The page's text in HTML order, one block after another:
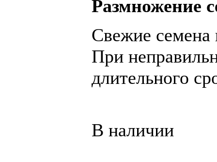
Размножение
Свежие семена
При
длительного
В наличии